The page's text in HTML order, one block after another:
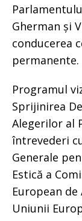
Gherman și
conducerea
permanente.
Programul
Sprijinirea
Alegerilor al
întrevederi
Generale
Estică a
European
Uniunii